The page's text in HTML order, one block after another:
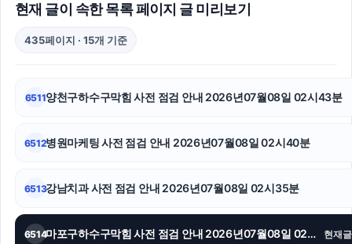
인스타그램 팔로워 구매
용산하수구막힘
의정부이혼전문변호사
동탄피부과
현재 글이 속한 목록 페이지 글 미리보기
435페이지 · 15개 기준
6511양천구하수구막힘 사전 점검 안내 2026년07월08일 02시43분
6512병원마케팅 사전 점검 안내 2026년07월08일 02시40분
6513강남치과 사전 점검 안내 2026년07월08일 02시35분
6514 마포구하수구막힘 사전 점검 안내 2026년07월08일 02시30분 현재글